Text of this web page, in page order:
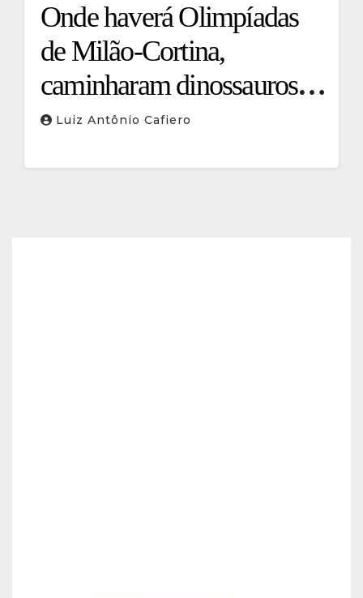
Onde haverá Olimpíadas
de Milão-Cortina,
caminharam dinossauros: a
descoberta que emociona
Luiz Antônio Cafiero